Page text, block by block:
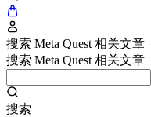
搜索 Meta Quest 相关文章
搜索 Meta Quest 相关文章
搜索